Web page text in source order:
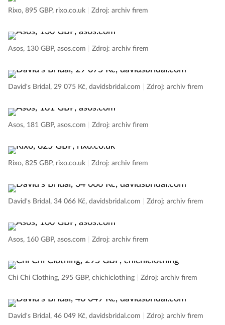
Rixo, 895 GBP, rixo.co.uk Zdroj: archiv firem
Asos, 130 GBP, asos.com Zdroj: archiv firem
David's Bridal, 29 075 Kč, davidsbridal.com Zdroj: archiv firem
Asos, 181 GBP, asos.com Zdroj: archiv firem
Rixo, 825 GBP, rixo.co.uk Zdroj: archiv firem
David's Bridal, 34 066 Kč, davidsbridal.com Zdroj: archiv firem
Asos, 160 GBP, asos.com Zdroj: archiv firem
Chi Chi Clothing, 295 GBP, chichiclothing Zdroj: archiv firem
David's Bridal, 46 049 Kč, davidsbridal.com Zdroj: archiv firem